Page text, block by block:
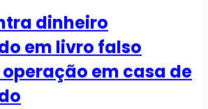
dinheiro
em livro falso
em casa de